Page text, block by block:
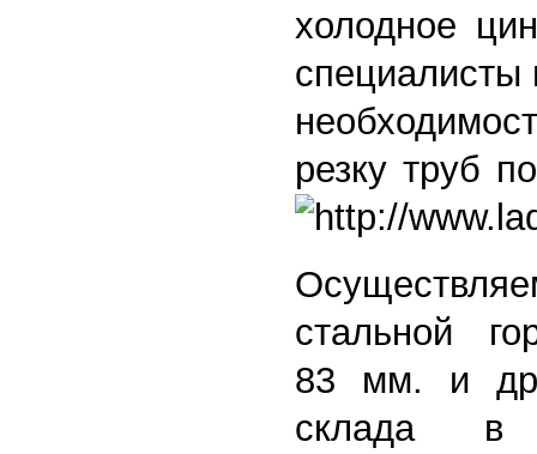
холодное
специалисты
резку труб
стальной
83 мм. и
склада в